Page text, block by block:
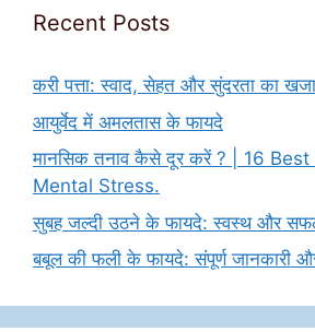
Recent Posts
करी पत्ता: स्वाद, सेहत और सुंदरता का
आयुर्वेद में अमलतास के फायदे
मानसिक तनाव कैसे दूर करें ? | 16
Mental Stress.
सुबह जल्दी उठने के फायदे: स्वस्थ और
बबूल की फली के फायदे: संपूर्ण जानकारी